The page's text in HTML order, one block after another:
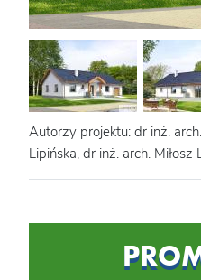
Autorzy projektu: dr inż.
Lipińska, dr inż. arch. Miłosz